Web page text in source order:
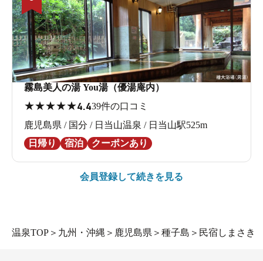
霧島美人の湯 You湯（優湯庵内）
★★★★★4.439件の口コミ
鹿児島県 / 国分 / 日当山温泉 / 日当山駅525m
日帰り
宿泊 クーポンあり
会員登録して続きを見る
温泉TOP ＞ 九州・沖縄 ＞ 鹿児島県 ＞ 種子島 ＞ 民宿しまさき